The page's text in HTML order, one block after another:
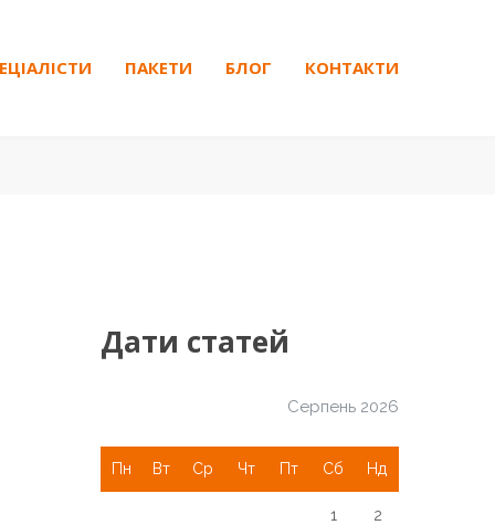
ПАКЕТИ БЛОГ КОНТАКТИ
Дати статей
Серпень 2026
Пн Вт Ср Чт Пт Сб Нд
1 2